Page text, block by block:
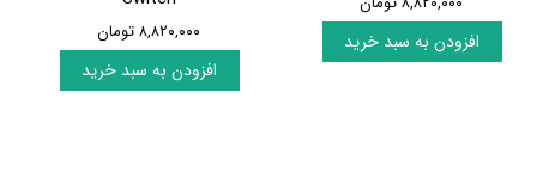
افزودن به سبد خرید ۸,۸۲۰,۰۰۰ تومان
افزودن به سبد خرید